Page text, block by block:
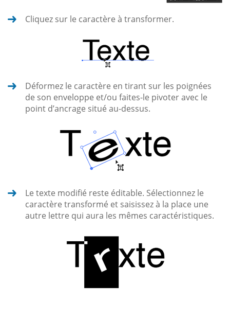
Cliquez sur le caractère à transformer.
Déformez le caractère en tirant sur les poignées
de son enveloppe et/ou faites-le pivoter avec le
point d’ancrage situé au-dessus.
Le texte modifié reste éditable. Sélectionnez le
caractère transformé et saisissez à la place une
autre lettre qui aura les mêmes caractéristiques.